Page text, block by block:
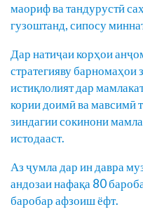
маориф ва тандурустӣ
гузоштанд, сипосу
Дар натиҷаи корҳои
стратегияву барномаҳои
истиқлолият дар
кории доимӣ ва мавсимӣ
зиндагии сокинони
истодааст.
Аз ҷумла дар ин давра
андозаи нафақа 80
баробар афзоиш ёфт.